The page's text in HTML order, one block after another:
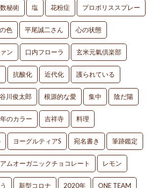
数秘術 塩 花粉症 プロポリススプレー
色 平尾誠二さん 心の状態
ン 口内フローラ 玄米元氣倶楽部
抗酸化 近代化 護られている
谷川俊太郎 根源的な愛 集中 陰だ陽
のカラー 吉祥寺 料理
ヨーグルティアS 宛名書き 筆跡鑑定
ムオーガニックチョコレート レモン
新型コロナ 2020年 ONE TEAM